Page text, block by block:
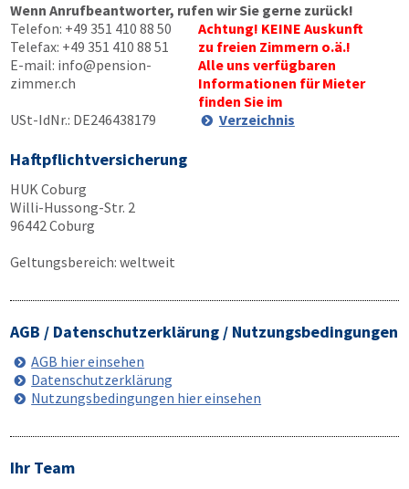
Wenn Anrufbeantworter, rufen wir Sie gerne zurück!
Telefon: +49 351 410 88 50
Telefax: +49 351 410 88 51
E-mail: info@pension-
zimmer.ch
USt-IdNr.: DE246438179
Achtung! KEINE Auskunft
zu freien Zimmern o.ä.!
Alle uns verfügbaren
Informationen für Mieter
finden Sie im
Verzeichnis
Haftpflichtversicherung
HUK Coburg
Willi-Hussong-Str. 2
96442 Coburg
Geltungsbereich: weltweit
AGB / Datenschutzerklärung / Nutzungsbedingungen
AGB hier einsehen
Datenschutzerklärung
Nutzungsbedingungen hier einsehen
Ihr Team